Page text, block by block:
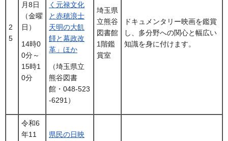
2
5
月8日
（金曜
日）
14時0
0分～
15時1
0分
く元禄文化
と赤穂浪士
天明の大飢
饉と幕政改
革」ほか
（埼玉県立
熊谷図書
館・048-523
-6291）
埼玉県
立熊谷
図書館
1階鑑
賞室
ドキュメンタリー映画を鑑賞
し、多分野への関心と幅広い
知識を身に付けます。
令和6
年11
県民の日映